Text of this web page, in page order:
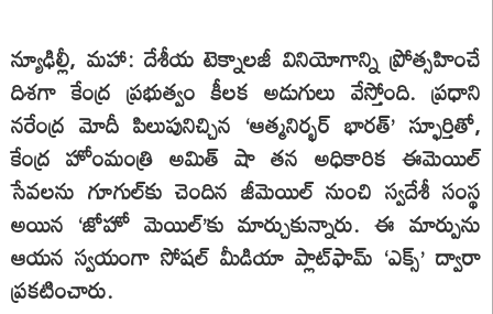
న్యూఢిల్లీ, మహా: దేశీయ టెక్నాలజీ వినియోగాన్ని ప్రోత్సహించే
దిశగా కేంద్ర ప్రభుత్వం కీలక అడుగులు వేస్తోంది. ప్రధాని
నరేంద్ర మోదీ పిలుపునిచ్చిన ‘ఆత్మనిర్భర్ భారత్’ స్ఫూర్తితో,
కేంద్ర హోంమంత్రి అమిత్ షా తన అధికారిక ఈమెయిల్
సేవలను గూగుల్‌కు చెందిన జీమెయిల్ నుంచి స్వదేశీ సంస్థ
అయిన ‘జోహో మెయిల్‌’కు మార్చుకున్నారు. ఈ మార్పును
ఆయన స్వయంగా సోషల్ మీడియా ప్లాట్‌ఫామ్ ‘ఎక్స్’ ద్వారా
ప్రకటించారు.